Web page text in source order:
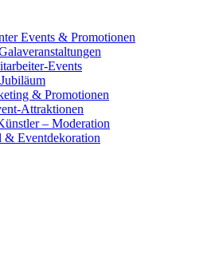
Events & Promotionen
Events
& Promotionen
Attraktionen
– Moderation
& Eventdekoration